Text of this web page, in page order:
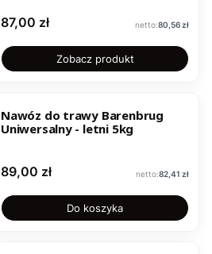
Cena
87,00 zł Cena
80,56 zł
Zobacz produkt
Nawóz do trawy Barenbrug
Uniwersalny - letni 5kg
Cena
89,00 zł Cena
82,41 zł
Do koszyka